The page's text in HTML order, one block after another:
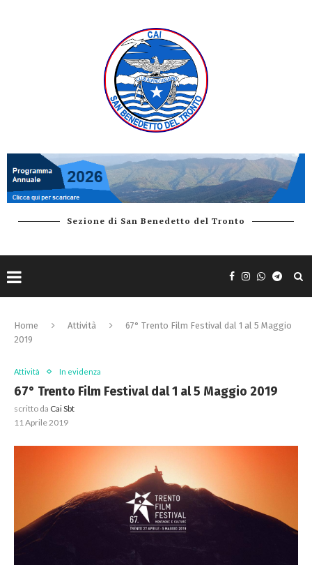
Sezione di San Benedetto del Tronto
Home Attività
67° Trento Film Festival dal 1 al 5 Maggio
2019
Attività In evidenza
67° Trento Film Festival dal 1 al 5 Maggio 2019
scritto da Cai Sbt
11 Aprile 2019